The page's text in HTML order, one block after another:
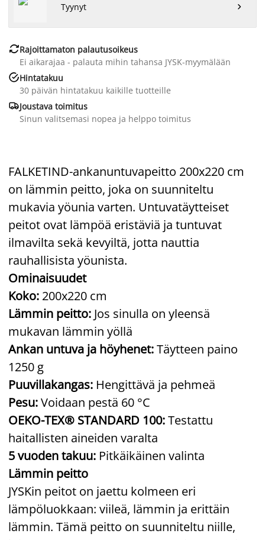
Tyynyt 
Rajoittamaton palautusoikeus
Ei aikarajaa - palauta mihin tahansa JYSK-myymälään
Hintatakuu
30 päivän hintatakuu kaikille tuotteille
Joustava toimitus
Sinun valitsemasi nopea ja helppo toimitus
FALKETIND-ankanuntuvapeitto 200x220 cm
on lämmin peitto, joka on suunniteltu
mukavia yöunia varten. Untuvatäytteiset
peitot ovat lämpöä eristäviä ja tuntuvat
ilmavilta sekä kevyiltä, jotta nauttia
rauhallisista yöunista.
Ominaisuudet
Koko: 200x220 cm
Lämmin peitto: Jos sinulla on yleensä
mukavan lämmin yöllä
Ankan untuva ja höyhenet:Täytteen paino
1250 g
Puuvillakangas: Hengittävä ja pehmeä
Pesu:Voidaan pestä 60 °C
OEKO-TEX® STANDARD 100:Testattu
haitallisten aineiden varalta
5 vuoden takuu: Pitkäikäinen valinta
Lämmin peitto
JYSKin peitot on jaettu kolmeen eri
lämpöluokkaan: viileä, lämmin ja erittäin
lämmin. Tämä peitto on suunniteltu niille,